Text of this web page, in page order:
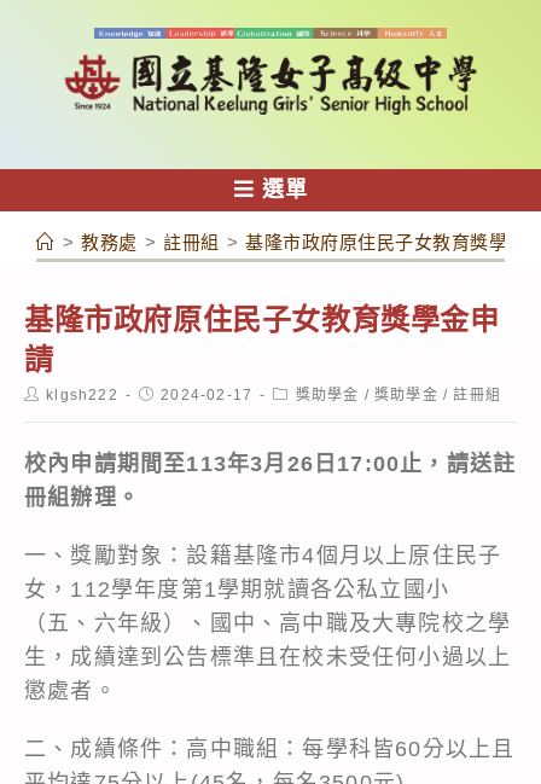
容
選單
> 教務處 > 註冊組 > 基隆市政府原住民子女教育獎學金
基隆市政府原住民子女教育獎學金申
請
Postklgsh222
Post2024-02-17
Post獎助學金 / 獎助學金 / 註冊組
校內申請期間至113年3月26日17:00止，請送註
冊組辦理。
一、獎勵對象：設籍基隆市4個月以上原住民子
女，112學年度第1學期就讀各公私立國小
（五、六年級）、國中、高中職及大專院校之學
生，成績達到公告標準且在校未受任何小過以上
懲處者。
二、成績條件：高中職組：每學科皆60分以上且